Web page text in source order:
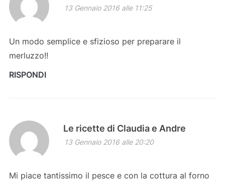
13 Gennaio 2016 alle 11:25
Un modo semplice e sfizioso per preparare il
merluzzo!!
RISPONDI
Le ricette di Claudia e Andre
13 Gennaio 2016 alle 20:20
Mi piace tantissimo il pesce e con la cottura al forno